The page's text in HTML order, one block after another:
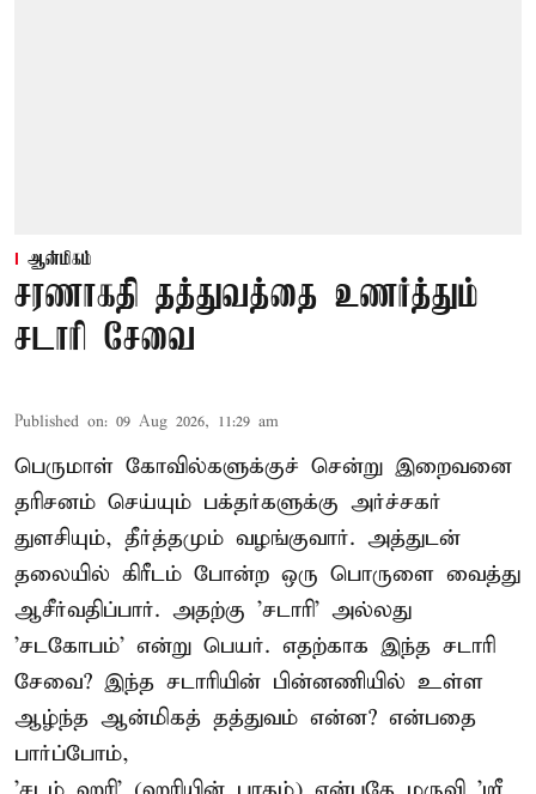
ஆன்மிகம்
சரணாகதி தத்துவத்தை உணர்த்தும்
சடாரி சேவை
Published on: 09 Aug 2026, 11:29 am
பெருமாள் கோவில்களுக்குச் சென்று இறைவனை
தரிசனம் செய்யும் பக்தர்களுக்கு அர்ச்சகர்
துளசியும், தீர்த்தமும் வழங்குவார். அத்துடன்
தலையில் கிரீடம் போன்ற ஒரு பொருளை வைத்து
ஆசீர்வதிப்பார். அதற்கு 'சடாரி' அல்லது
'சடகோபம்' என்று பெயர். எதற்காக இந்த சடாரி
சேவை? இந்த சடாரியின் பின்னணியில் உள்ள
ஆழ்ந்த ஆன்மிகத் தத்துவம் என்ன? என்பதை
பார்ப்போம்,